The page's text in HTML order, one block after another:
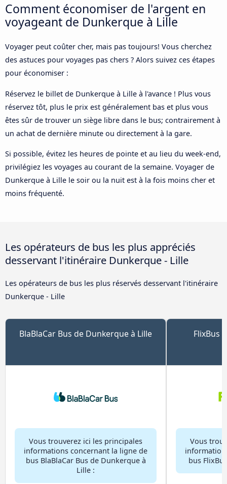
Comment économiser de l'argent en
voyageant de Dunkerque à Lille
Voyager peut coûter cher, mais pas toujours! Vous cherchez
des astuces pour voyages pas chers ? Alors suivez ces étapes
pour économiser :
Réservez le billet de Dunkerque à Lille à l'avance ! Plus vous
réservez tôt, plus le prix est généralement bas et plus vous
êtes sûr de trouver un siège libre dans le bus; contrairement à
un achat de dernière minute ou directement à la gare.
Si possible, évitez les heures de pointe et au lieu du week-end,
privilégiez les voyages au courant de la semaine. Voyager de
Dunkerque à Lille le soir ou la nuit est à la fois moins cher et
moins fréquenté.
Les opérateurs de bus les plus appréciés
desservant l'itinéraire Dunkerque - Lille
Les opérateurs de bus les plus réservés desservant l'itinéraire
Dunkerque - Lille
BlaBlaCar Bus de Dunkerque à Lille
Vous trouverez ici les principales
informations concernant la ligne de
bus BlaBlaCar Bus de Dunkerque à
Lille :
FlixBus
Vous
bus